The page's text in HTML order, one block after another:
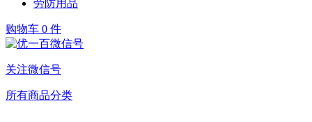
劳防用品
购物车 0 件
关注微信号
所有商品分类